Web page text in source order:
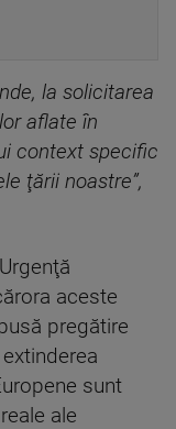
la solicitarea
aflate în
context specific
ţării noastre”,
aceste
pregătire
sunt
ale